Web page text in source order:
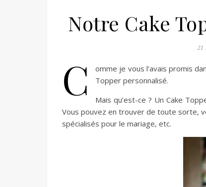
Notre Cake
C omme je vous l’avais promis
Topper personnalisé.
Mais qu’est-ce ? Un Cake
Vous pouvez en trouver de toute sorte,
spécialisés pour le mariage, etc.